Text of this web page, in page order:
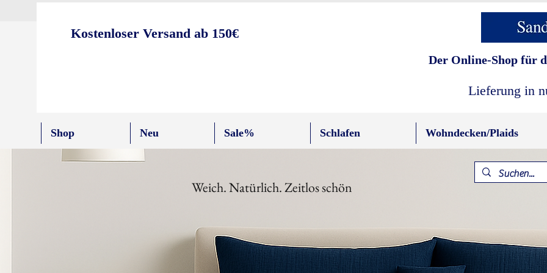
Kostenloser Versand ab 150€
Der Online-Shop für
Lieferung in
Shop Neu Sale% Schlafen Wohndecken/Plaids
Weich. Natürlich. Zeitlos schön